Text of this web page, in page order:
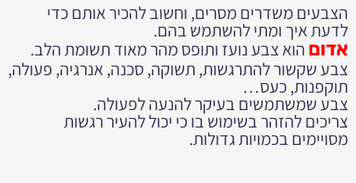
הצבעים משדרים מסרים, וחשוב להכיר אותם כדי
לדעת איך ומתי להשתמש בהם.
אדום הוא צבע נועז ותופס מהר מאוד תשומת הלב.
צבע שקשור להתרגשות, תשוקה, סכנה, אנרגיה, פעולה,
תוקפנות, כעס…
צבע שמשתמשים בעיקר להנעה לפעולה.
צריכים להזהר בשימוש בו כי יכול להעיר רגשות
מסויימים בכמויות גדולות.